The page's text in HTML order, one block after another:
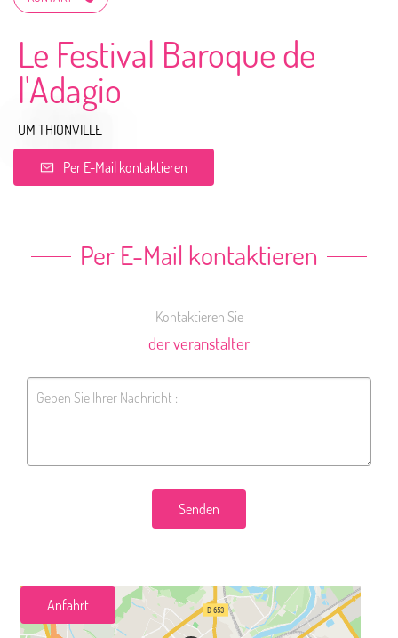
Le Festival Baroque de
l'Adagio
UM THIONVILLE
Per E-Mail kontaktieren
Per E-Mail kontaktieren
Kontaktieren Sie
der veranstalter
Senden
Anfahrt